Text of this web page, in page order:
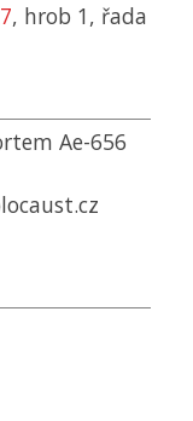
, hrob 1, řada
Ae-656